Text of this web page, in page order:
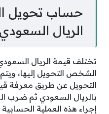
حساب تحويل
الريال السعودي
تختلف قيمة الريال
الشخص التحويل إليها،
التحويل عن طريق معرفة
بالريال السعودي ثم ضرب
إجراء هذه العملية